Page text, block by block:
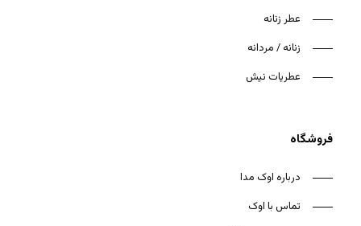
هیچ محصولی در سبد خرید نیست.
عطر زنانه
زنانه / مردانه
عطریات نیش
فروشگاه
درباره اوک مدا
تماس با اوک